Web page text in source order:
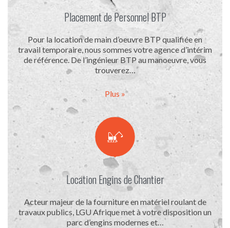
Placement de Personnel BTP
Pour la location de main d’oeuvre BTP qualifiée en
travail temporaire, nous sommes votre agence d’intérim
de référence. De l’ingénieur BTP au manoeuvre, vous
trouverez…
Plus »

Location Engins de Chantier
Acteur majeur de la fourniture en matériel roulant de
travaux publics, LGU Afrique met à votre disposition un
parc d’engins modernes et…